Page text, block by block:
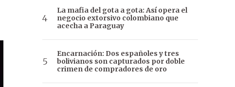
La mafia del gota a gota: Así opera el
negocio extorsivo colombiano que
acecha a Paraguay
Encarnación: Dos españoles y tres
bolivianos son capturados por doble
crimen de compradores de oro